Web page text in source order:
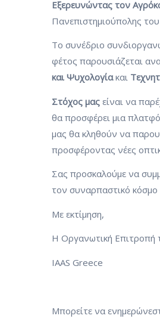
Εξερευνώντας τον
Πανεπιστημιούπολης
Το συνέδριο
φέτος παρουσιάζεται
και Ψυχολογίακαι
Στόχος μας είναι να
θα προσφέρει μια
μας θα κληθούν να
προσφέροντας νέες
Σας προσκαλούμε να
τον συναρπαστικό
Με εκτίμηση,
Η Οργανωτική Επιτροπή
IAAS Greece
Μπορείτε να